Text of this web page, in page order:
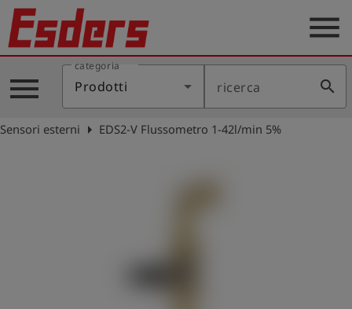
Prodotti
Applicazione
Assistenza
menu
menu
categoria
Prodotti ricerca search
Sensori esterni arrow_right EDS2-V Flussometro 1-42l/min 5%